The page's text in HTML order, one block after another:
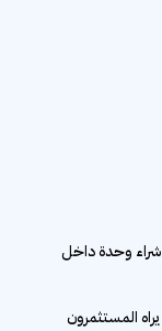
| 5 نصائح قبل شراء وحدة داخل
المستثمرون